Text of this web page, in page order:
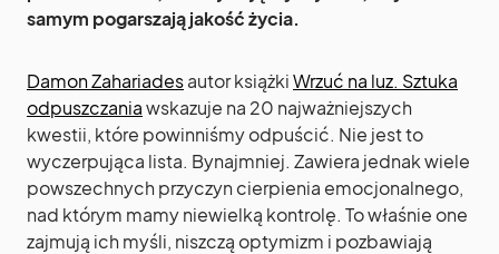
samym pogarszają jakość życia.
Damon Zahariadesautor książkiWrzuć na luz. Sztuka
odpuszczaniawskazuje na 20 najważniejszych
kwestii, które powinniśmy odpuścić. Nie jest to
wyczerpująca lista. Bynajmniej. Zawiera jednak wiele
powszechnych przyczyn cierpienia emocjonalnego,
nad którym mamy niewielką kontrolę. To właśnie one
zajmują ich myśli, niszczą optymizm i pozbawiają